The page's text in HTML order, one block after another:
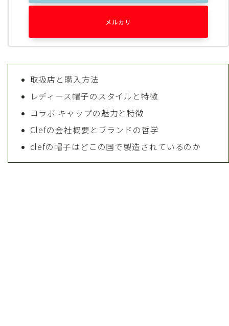
メルカリ
取扱店と購入方法
レディース帽子のスタイルと特徴
コラボ キャップの魅力と特徴
Clefの会社概要とブランドの哲学
clefの帽子はどこの国で製造されているのか